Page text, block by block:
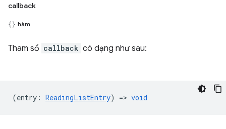
callback
hàm
Tham số callback có dạng như sau:
(entry : ReadingListEntry) => void